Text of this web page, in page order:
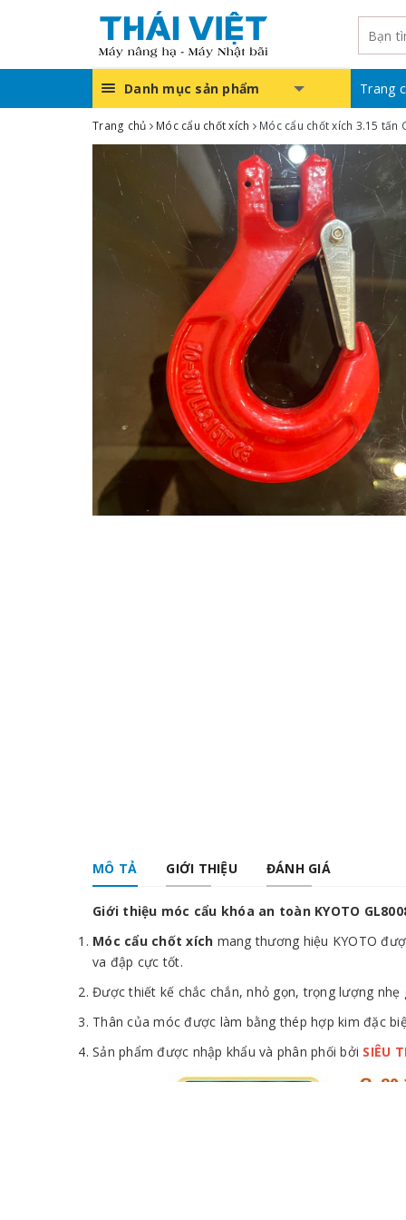
Danh mục sản phẩm Trang
Trang chủ Móc cẩu chốt xích Móc cẩu chốt xích 3.15 tấn
MÔ TẢ GIỚI THIỆU ĐÁNH GIÁ
Giới thiệu móc cẩu khóa an toàn KYOTO
Móc cẩu chốt xích mang thương hiệu KYOTO
va đập cực tốt.
Được thiết kế chắc chắn, nhỏ gọn, trọng lượng
Thân của móc được làm bằng thép hợp kim đặc
Sản phẩm được nhập khẩu và phân phối bởi SIÊU